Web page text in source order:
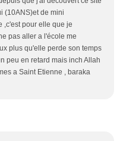
(10ANS)et de mini
,c'est pour elle que je
pas aller a l'école me
plus qu'elle perde son temps
peu en retard mais inch Allah
a Saint Etienne , baraka